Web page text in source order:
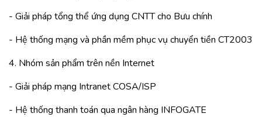
- Giải pháp tổng thể ứng dụng CNTT cho Bưu chính
- Hệ thống mạng và phần mềm phục vụ chuyển tiền CT2003
4. Nhóm sản phẩm trên nền Internet
- Giải pháp mạng Intranet COSA/ISP
- Hệ thống thanh toán qua ngân hàng INFOGATE